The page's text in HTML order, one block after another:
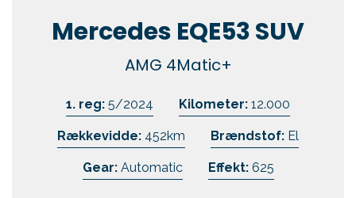
Skift til os
Mercedes EQE53 SUV
AMG 4Matic+
1. reg: 5/2024 Kilometer: 12.000
Rækkevidde: 452km Brændstof: El
Gear:Automatic Effekt:625